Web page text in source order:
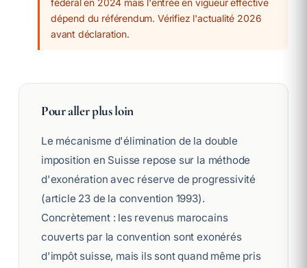
fédéral en 2024 mais l'entrée en vigueur effective
dépend du référendum. Vérifiez l'actualité 2026
avant déclaration.
Pour aller plus loin
Le mécanisme d'élimination de la double
imposition en Suisse repose sur la méthode
d'exonération avec réserve de progressivité
(article 23 de la convention 1993).
Concrètement : les revenus marocains
couverts par la convention sont exonérés
d'impôt suisse, mais ils sont quand même pris